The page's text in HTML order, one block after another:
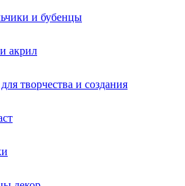
и бубенцы
акрил
творчества и создания